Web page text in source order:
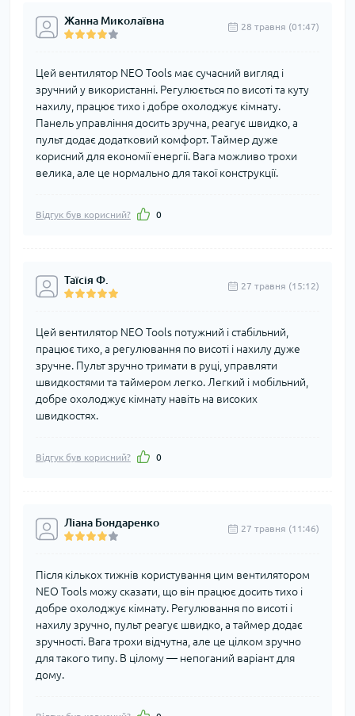
Жанна Миколаївна 28 травня (01:47)
Цей вентилятор NEO Tools має сучасний вигляд і
зручний у використанні. Регулюється по висоті та куту
нахилу, працює тихо і добре охолоджує кімнату.
Панель управління досить зручна, реагує швидко, а
пульт додає додатковий комфорт. Таймер дуже
корисний для економії енергії. Вага можливо трохи
велика, але це нормально для такої конструкції.
Відгук був корисний? 0
Таїсія Ф. 27 травня (15:12)
Цей вентилятор NEO Tools потужний і стабільний,
працює тихо, а регулювання по висоті і нахилу дуже
зручне. Пульт зручно тримати в руці, управляти
швидкостями та таймером легко. Легкий і мобільний,
добре охолоджує кімнату навіть на високих
швидкостях.
Відгук був корисний? 0
Ліана Бондаренко 27 травня (11:46)
Після кількох тижнів користування цим вентилятором
NEO Tools можу сказати, що він працює досить тихо і
добре охолоджує кімнату. Регулювання по висоті і
нахилу зручно, пульт реагує швидко, а таймер додає
зручності. Вага трохи відчутна, але це цілком зручно
для такого типу. В цілому — непоганий варіант для
дому.